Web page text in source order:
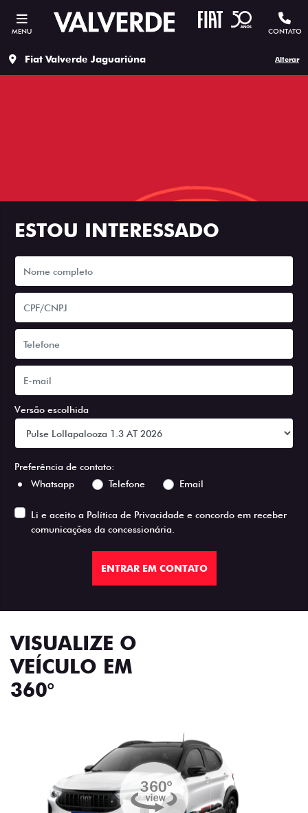
MENU CONTATO
Fiat Valverde Jaguariúna Alterar
ESTOU INTERESSADO
Versão escolhida
Preferência de contato:
Whatsapp
Telefone Email
Li e aceito a Política de Privacidade e concordo em receber
comunicações da concessionária.
ENTRAR EM CONTATO
VISUALIZE O
VEÍCULO EM
360°